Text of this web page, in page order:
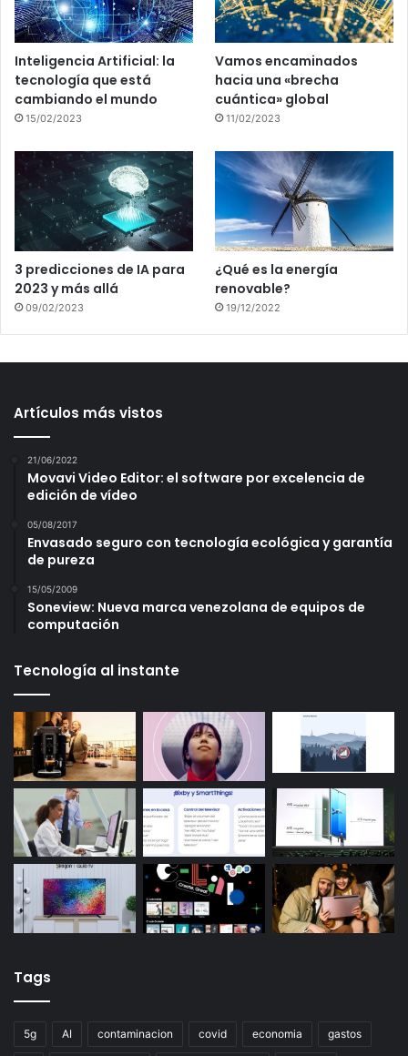
Inteligencia Artificial: la
tecnología que está
cambiando el mundo
15/02/2023
Vamos encaminados
hacia una «brecha
cuántica» global
11/02/2023
3 predicciones de IA para
2023 y más allá
09/02/2023
¿Qué es la energía
renovable?
19/12/2022
Artículos más vistos
21/06/2022
Movavi Video Editor: el software por excelencia de
edición de vídeo
05/08/2017
Envasado seguro con tecnología ecológica y garantía
de pureza
15/05/2009
Soneview: Nueva marca venezolana de equipos de
computación
Tecnología al instante
Tags
5g AI contaminacion covid economia gastos